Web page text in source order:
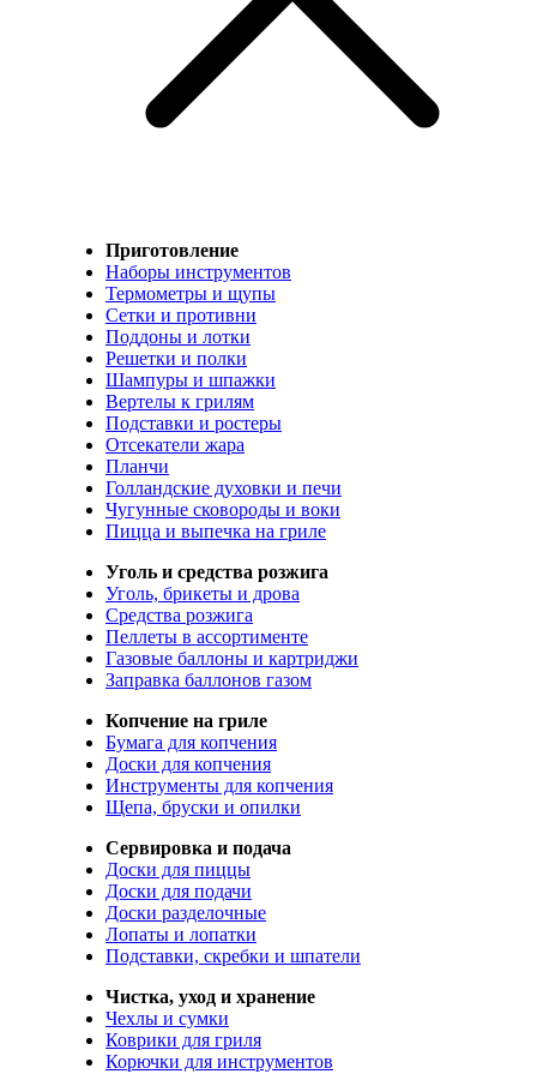
Приготовление
Наборы инструментов
Термометры и щупы
Сетки и противни
Поддоны и лотки
Решетки и полки
Шампуры и шпажки
Вертелы к грилям
Подставки и ростеры
Отсекатели жара
Планчи
Голландские духовки и печи
Чугунные сковороды и воки
Пицца и выпечка на гриле
Уголь и средства розжига
Уголь, брикеты и дрова
Средства розжига
Пеллеты в ассортименте
Газовые баллоны и картриджи
Заправка баллонов газом
Копчение на гриле
Бумага для копчения
Доски для копчения
Инструменты для копчения
Щепа, бруски и опилки
Сервировка и подача
Доски для пиццы
Доски для подачи
Доски разделочные
Лопаты и лопатки
Подставки, скребки и шпатели
Чистка, уход и хранение
Чехлы и сумки
Коврики для гриля
Корючки для инструментов